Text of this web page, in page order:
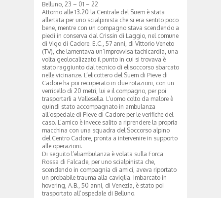
Belluno, 23 – 01 – 22
Attorno alle 13.20 la Centrale del Suem è stata
allertata per uno scialpinista che si era sentito poco
bene, mentre con un compagno stava scendendo a
piedi in conserva dal Crissin di Laggio, nel comune
di Vigo di Cadore. E.C., 57 anni, di Vittorio Veneto
(TV), che lamentava un’improvvisa tachicardia, una
volta geolocalizzato il punto in cui si trovava è
stato raggiunto dal tecnico di elisoccorso sbarcato
nelle vicinanze. L’elicottero del Suem di Pieve di
Cadore ha poi recuperato in due rotazioni, con un
verricello di 20 metri, lui e il compagno, per poi
trasportarli a Vallesella. L’uomo colto da malore è
quindi stato accompagnato in ambulanza
all’ospedale di Pieve di Cadore per le verifiche del
caso. L’amico è invece salito a riprendere la propria
macchina con una squadra del Soccorso alpino
del Centro Cadore, pronta a intervenire in supporto
alle operazioni.
Di seguito l’eliambulanza è volata sulla Forca
Rossa di Falcade, per uno scialpinista che,
scendendo in compagnia di amici, aveva riportato
un probabile trauma alla caviglia. Imbarcato in
hovering, A.B., 50 anni, di Venezia, è stato poi
trasportato all’ospedale di Belluno.